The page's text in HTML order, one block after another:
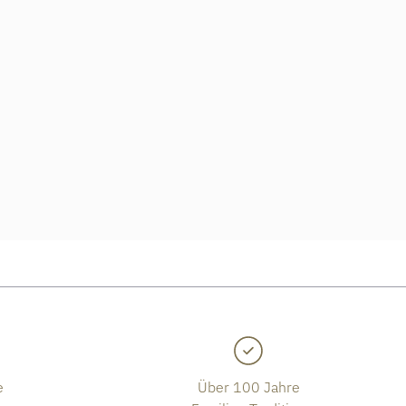
€, Verfügbar
Über 100 Jahre